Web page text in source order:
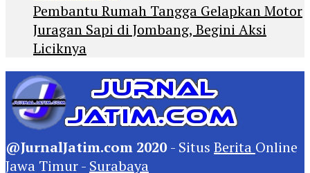
Pembantu Rumah Tangga Gelapkan Motor
Juragan Sapi di Jombang, Begini Aksi
Liciknya
@JurnalJatim.com 2020 - Situs Berita Online
Jawa Timur - Surabaya